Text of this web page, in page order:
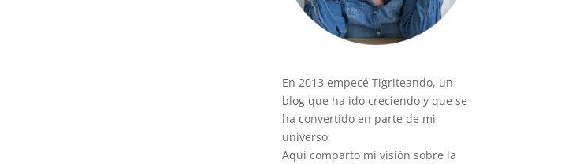
En 2013 empecé Tigriteando, un
blog que ha ido creciendo y que se
ha convertido en parte de mi
universo.
Aquí comparto mi visión sobre la